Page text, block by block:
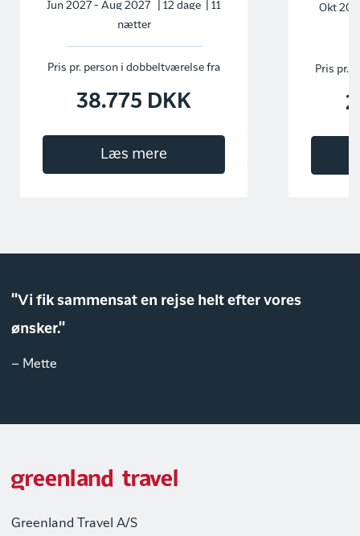
Jun 2027 - Aug 2027 | 12 dage | 11
nætter
Pris pr. person i dobbeltværelse fra
38.775 DKK
Læs mere
Okt
Pris pr.
"Vi fik sammensat en rejse helt efter vores
ønsker."
– Mette
Greenland Travel A/S